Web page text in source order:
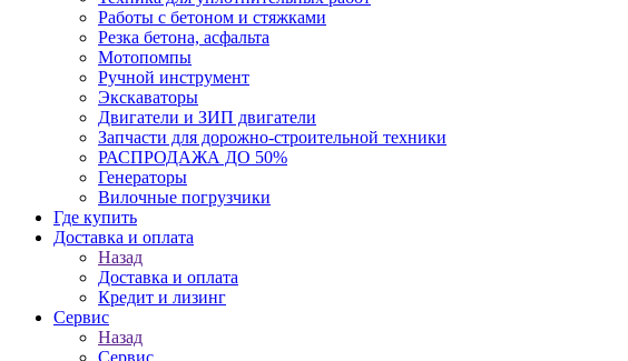
Работы с бетоном и стяжками
Резка бетона, асфальта
Мотопомпы
Ручной инструмент
Экскаваторы
Двигатели и ЗИП двигатели
Запчасти для дорожно-строительной техники
РАСПРОДАЖА ДО 50%
Генераторы
Вилочные погрузчики
Где купить
Доставка и оплата
Назад
Доставка и оплата
Кредит и лизинг
Сервис
Назад
Сервис